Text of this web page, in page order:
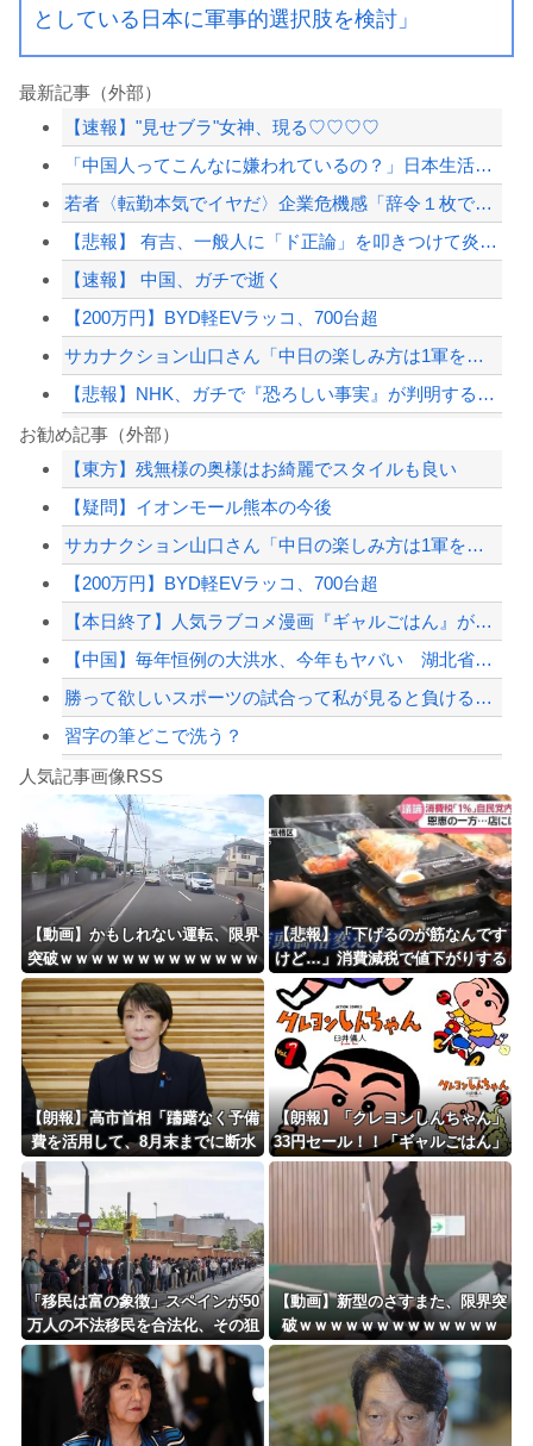
としている日本に軍事的選択肢を検討」
最新記事（外部）
【速報】"見せブラ"女神、現る♡♡♡♡
「中国人ってこんなに嫌われているの？」日本生活9年目で明かす本心！
若者〈転勤本気でイヤだ〉企業危機感「辞令１枚で行ってもらえるとは思っていない」手...
【悲報】 有吉、一般人に「ド正論」を叩きつけて炎上ｗｗｗｗｗｗｗｗ
【速報】 中国、ガチで逝く
【200万円】BYD軽EVラッコ、700台超
サカナクション山口さん「中日の楽しみ方は1軍をファーム戦として見る。勝敗じゃない...
【悲報】NHK、ガチで『恐ろしい事実』が判明する・・・・・
渡邊渚さん、近況報告「最近は落ち着いてきてます」
【物議】倉田真由美さん「警官を非難する人間は、一体誰の命を守りたいのか」
【緊急速報】NYで警官が黒人男性の首を絞め、暴動第二波不可避へ
Powered by livedoor 相互RSS
お勧め記事（外部）
【東方】残無様の奥様はお綺麗でスタイルも良い
【疑問】イオンモール熊本の今後
サカナクション山口さん「中日の楽しみ方は1軍をファーム戦として見る。勝敗じゃない...
【200万円】BYD軽EVラッコ、700台超
【本日終了】人気ラブコメ漫画『ギャルごはん』が「全巻70％」オフ、『ジャンケット...
【中国】毎年恒例の大洪水、今年もヤバい 湖北省秭帰県で山洪水が市街地を直撃、工場...
勝って欲しいスポーツの試合って私が見ると負けることがすごく多い気がしてる
習字の筆どこで洗う？
勇者♀「仲間に支払うはずのお金で新しい装備買っちゃったから>>3する」
8/4のニュース
日本旅行キャンセルすべきか…1万年ぶり史上最大級の火山の兆し＝韓国の反応
更新中止のお知らせ
海外「おめでとうタキ！」リヴァプール南野がバースデーゴール！！
Powered by livedoor 相互RSS
人気記事画像RSS
【動画】かもしれない運転、限界
突破ｗｗｗｗｗｗｗｗｗｗｗｗｗ
ｗｗｗｗ
【悲報】「下げるのが筋なんです
けど…」消費減税で値下がりする
分と同じだけ商品を値上げして店
頭価格を変えない店も…
【朗報】高市首相「躊躇なく予備
費を活用して、8月末までに断水
解消を目指す」 熊本地震
【朗報】「クレヨンしんちゃん」
33円セール！！「ギャルごはん」
全10巻 各227円！！
「移民は富の象徴」スペインが50
万人の不法移民を合法化、その狙
いと日本への教訓と [蚤の市★]
【動画】新型のさすまた、限界突
破ｗｗｗｗｗｗｗｗｗｗｗｗｗ